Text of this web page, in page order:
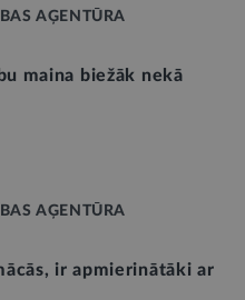
AĢENTŪRA
maina biežāk nekā
AĢENTŪRA
ir apmierinātāki ar